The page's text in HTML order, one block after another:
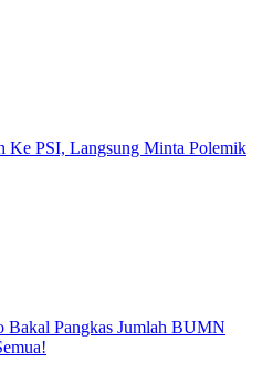
Ke PSI, Langsung Minta Polemik
Bakal Pangkas Jumlah BUMN